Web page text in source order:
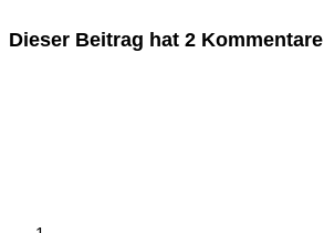
Dieser Beitrag hat 2 Kommentare